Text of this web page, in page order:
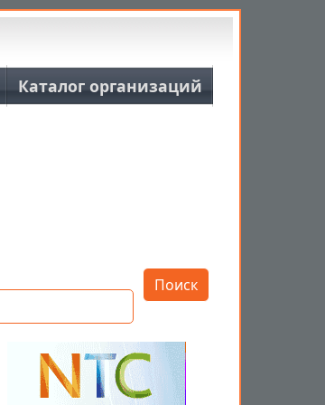
Каталог организаций